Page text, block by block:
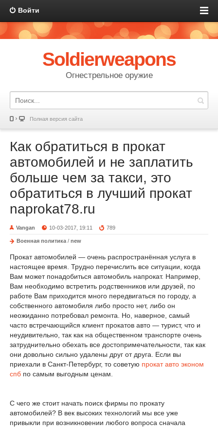
Войти
Soldierweapons
Огнестрельное оружие
Полная версия сайта
Как обратиться в прокат
автомобилей и не заплатить
больше чем за такси, это
обратиться в лучший прокат
naprokat78.ru
Vangan 10-03-2017, 19:11 789
Военная политика / new
Прокат автомобилей — очень распространённая услуга в
настоящее время. Трудно перечислить все ситуации, когда
Вам может понадобиться автомобиль напрокат. Например,
Вам необходимо встретить родственников или друзей, по
работе Вам приходится много передвигаться по городу, а
собственного автомобиля либо просто нет, либо он
неожиданно потребовал ремонта. Но, наверное, самый
часто встречающийся клиент прокатов авто — турист, что и
неудивительно, так как на общественном транспорте очень
затруднительно обехать все достопримечательности, так как
они довольно сильно удалены друг от друга. Если вы
приехали в Санкт-Петербург, то советую прокат авто эконом
спб по самым выгодным ценам.
С чего же стоит начать поиск фирмы по прокату
автомобилей? В век высоких технологий мы все уже
привыкли при возникновении любого вопроса сначала